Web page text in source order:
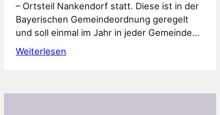
– Ortsteil Nankendorf statt. Diese ist in der
Bayerischen Gemeindeordnung geregelt
und soll einmal im Jahr in jeder Gemeinde…
Weiterlesen